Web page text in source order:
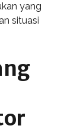
yang
situasi